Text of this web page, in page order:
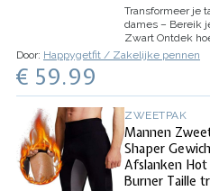
Transformeer je
dames – Bereik
Zwart Ontdek
kan helpen je
ultiem comfort
Door: Happygetfit / Zakelijke pennen
€ 59.99
ZWEETPAK
Mannen
Shaper
Afslanken
Burner Taille